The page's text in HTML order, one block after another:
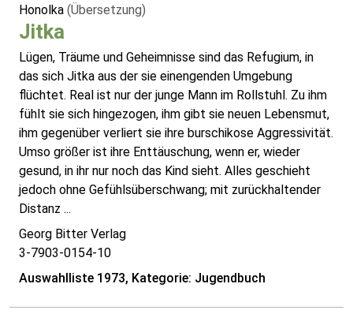
Honolka (Übersetzung)
Jitka
Lügen, Träume und Geheimnisse sind das Refugium, in
das sich Jitka aus der sie einengenden Umgebung
flüchtet. Real ist nur der junge Mann im Rollstuhl. Zu ihm
fühlt sie sich hingezogen, ihm gibt sie neuen Lebensmut,
ihm gegenüber verliert sie ihre burschikose Aggressivität.
Umso größer ist ihre Enttäuschung, wenn er, wieder
gesund, in ihr nur noch das Kind sieht. Alles geschieht
jedoch ohne Gefühlsüberschwang; mit zurückhaltender
Distanz ...
Georg Bitter Verlag
3-7903-0154-10
Auswahlliste 1973, Kategorie: Jugendbuch